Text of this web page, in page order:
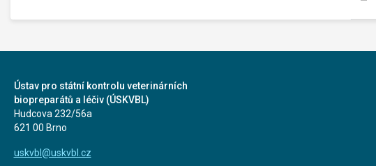
Ústav pro státní kontrolu veterinárních
biopreparátů a léčiv (ÚSKVBL)
Hudcova 232/56a
621 00 Brno
uskvbl@uskvbl.cz